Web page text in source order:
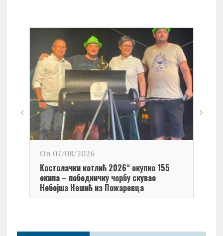
On 07/08/2026
Kостолачки котлић 2026“ окупио 155
екипа – победничку чорбу скувао
Небојша Нешић из Пожаревца